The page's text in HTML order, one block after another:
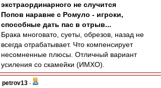
экстраординарного не случится
Попов наравне с Ромуло - игроки,
способные дать пас в отрыв...
Брака многовато, суеты, обрезов, назад не
всегда отрабатывает. Что компенсирует
несомненные плюсы. Отличный вариант
усиления со скамейки (ИМХО).
petrov13 -